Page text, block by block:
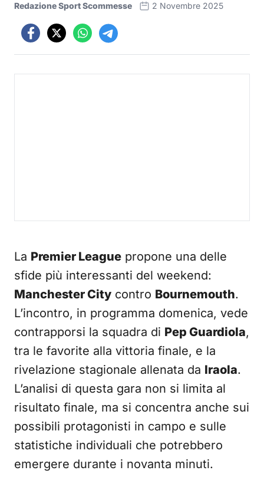
Redazione Sport Scommesse 2 Novembre 2025
La Premier League propone una delle
sfide più interessanti del weekend:
Manchester City contro Bournemouth.
L’incontro, in programma domenica, vede
contrapporsi la squadra di Pep Guardiola,
tra le favorite alla vittoria finale, e la
rivelazione stagionale allenata da Iraola.
L’analisi di questa gara non si limita al
risultato finale, ma si concentra anche sui
possibili protagonisti in campo e sulle
statistiche individuali che potrebbero
emergere durante i novanta minuti.